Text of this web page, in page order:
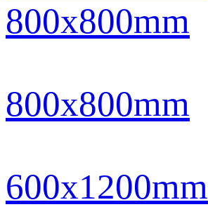
800x800mm
800x800mm
600x1200mm